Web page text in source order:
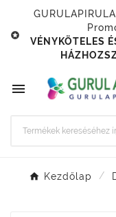

VÉNYKÖTELES

Kezdőlap